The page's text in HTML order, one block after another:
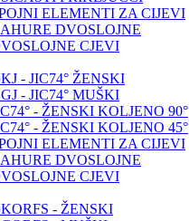
ELEMENTI ZA CIJEVI
DVOSLOJNE
CJEVI
- JIC74° ŽENSKI
- JIC74° MUŠKI
- ŽENSKI KOLJENO 90°
- ŽENSKI KOLJENO 45°
ELEMENTI ZA CIJEVI
DVOSLOJNE
CJEVI
- ŽENSKI